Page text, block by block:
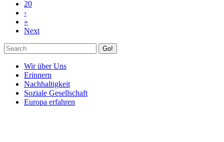
20
›
»
Next
Go!
Wir über Uns
Erinnern
Nachhaltigkeit
Soziale Gesellschaft
Europa erfahren